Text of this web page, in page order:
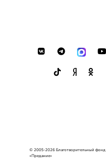
© 2005-2026 Благотворительный фонд
«Предание»